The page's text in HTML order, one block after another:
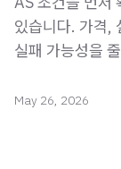
있습니다. 가격,
실패 가능성을
May 26, 2026